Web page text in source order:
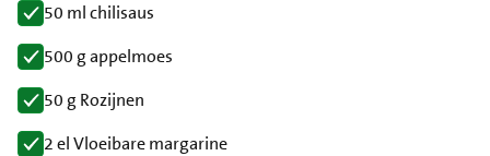
50 ml chilisaus
500 g appelmoes
50 g Rozijnen
2 el Vloeibare margarine